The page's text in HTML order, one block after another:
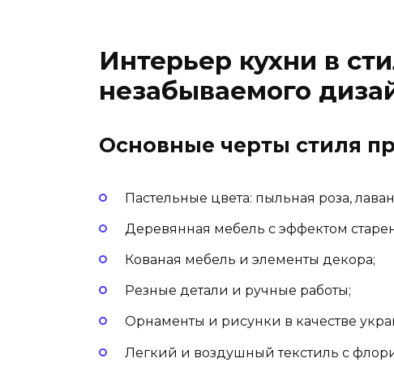
Интерьер кухни в
незабываемого
Основные черты стиля
Пастельные цвета: пыльная роза,
Деревянная мебель с эффектом
Кованая мебель и элементы декора;
Резные детали и ручные работы;
Орнаменты и рисунки в качестве
Легкий и воздушный текстиль с